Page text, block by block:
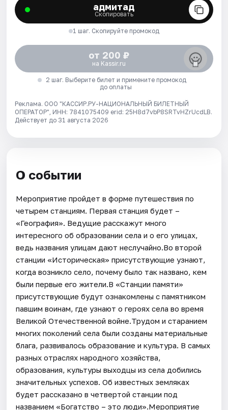
адмитад
Скопировать
1 шаг. Скопируйте промокод
от 200 ₽
на Kassir.ru
2 шаг. Выберите билет и примените промокод
до оплаты
Реклама. ООО "КАССИР.РУ-НАЦИОНАЛЬНЫЙ БИЛЕТНЫЙ
ОПЕРАТОР", ИНН: 7841075409 erid: 25H8d7vbP8SRTvHZrUcdLB.
Действует до 31 августа 2026
О событии
Мероприятие пройдет в форме путешествия по
четырем станциям. Первая станция будет –
«География». Ведущие расскажут много
интересного об образовании села и о его улицах,
ведь названия улицам дают неслучайно.Во второй
станции «Историческая» присутствующие узнают,
когда возникло село, почему было так названо, кем
были первые его жители.В «Станции памяти»
присутствующие будут ознакомлены с памятником
павшим воинам, где узнают о героях села во время
Великой Отечественной войне.Трудом и старанием
многих поколений села были созданы материальные
блага, развивалось образование и культура. В самых
разных отраслях народного хозяйства,
образования, культуры выходцы из села добились
значительных успехов. Об известных земляках
будет рассказано в четвертой станции под
названием «Богатство – это люди».Мероприятие